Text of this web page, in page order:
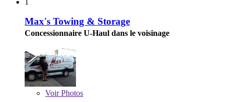
Max's Towing & Storage
Concessionnaire U-Haul dans le voisinage
VoirPhotos